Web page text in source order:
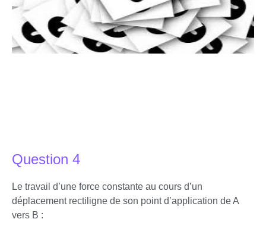
Question 4
Le travail d’une force constante au cours d’un
déplacement rectiligne de son point d’application de A
vers B :